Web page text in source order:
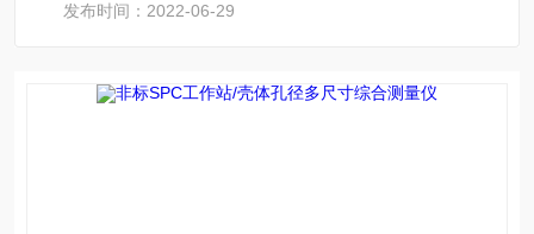
发布时间：2022-06-29